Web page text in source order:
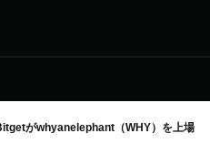
がwhyanelephant（WHY）を上場